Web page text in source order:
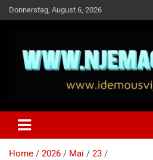
Skip
to
Donnerstag, August 6, 2026
Idemo u Svijet-
Home 2026 Mai
23